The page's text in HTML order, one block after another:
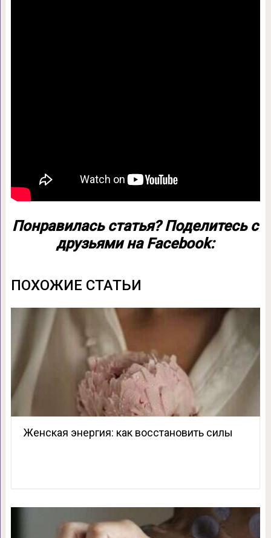
Понравилась статья? Поделитесь с
друзьями на Facebook:
ПОХОЖИЕ СТАТЬИ
Женская энергия: как восстановить силы